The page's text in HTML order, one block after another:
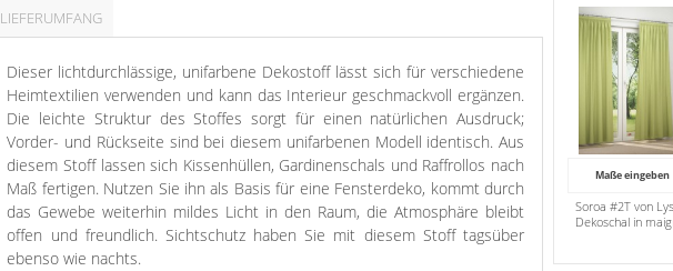
LIEFERUMFANG
Dieser lichtdurchlässige, unifarbene Dekostoff lässt sich für verschiedene
Heimtextilien verwenden und kann das Interieur geschmackvoll ergänzen.
Die leichte Struktur des Stoffes sorgt für einen natürlichen Ausdruck;
Vorder- und Rückseite sind bei diesem unifarbenen Modell identisch. Aus
diesem Stoff lassen sich Kissenhüllen, Gardinenschals und Raffrollos nach
Maß fertigen. Nutzen Sie ihn als Basis für eine Fensterdeko, kommt durch
das Gewebe weiterhin mildes Licht in den Raum, die Atmosphäre bleibt
offen und freundlich. Sichtschutz haben Sie mit diesem Stoff tagsüber
ebenso wie nachts.
Maße eingeben
Soroa #2T von
Dekoschal in